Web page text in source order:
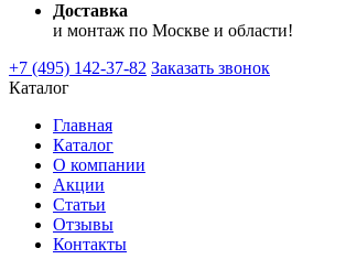
Доставка
и монтаж по Москве и области!
+7 (495) 142-37-82 Заказать звонок
Каталог
Главная
Каталог
О компании
Акции
Статьи
Отзывы
Контакты